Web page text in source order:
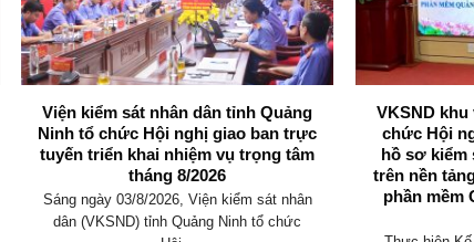
Viện kiểm sát nhân dân tỉnh Quảng
Ninh tổ chức Hội nghị giao ban trực
tuyến triển khai nhiệm vụ trọng tâm
tháng 8/2026
Sáng ngày 03/8/2026, Viện kiểm sát nhân
dân (VKSND) tỉnh Quảng Ninh tổ chức
VKSND khu
chức Hội
hồ sơ
trên nền
phần mềm